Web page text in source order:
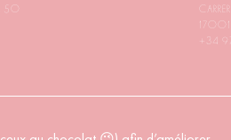
50
17001
+34